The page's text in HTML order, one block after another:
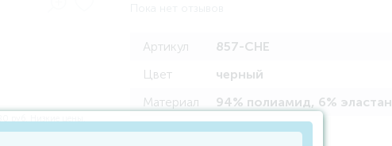
Артикул
857-CHE
Цвет
черный
Материал
94% полиамид, 6% эластан